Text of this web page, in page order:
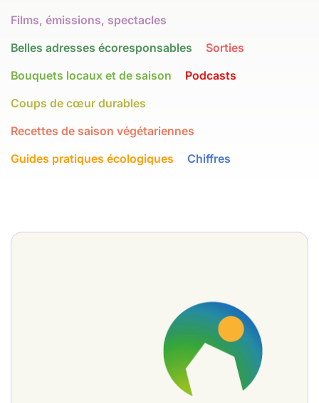
Films, émissions, spectacles
Belles adresses écoresponsables
Sorties
Bouquets locaux et de saison
Podcasts
Coups de cœur durables
Recettes de saison végétariennes
Guides pratiques écologiques
Chiffres